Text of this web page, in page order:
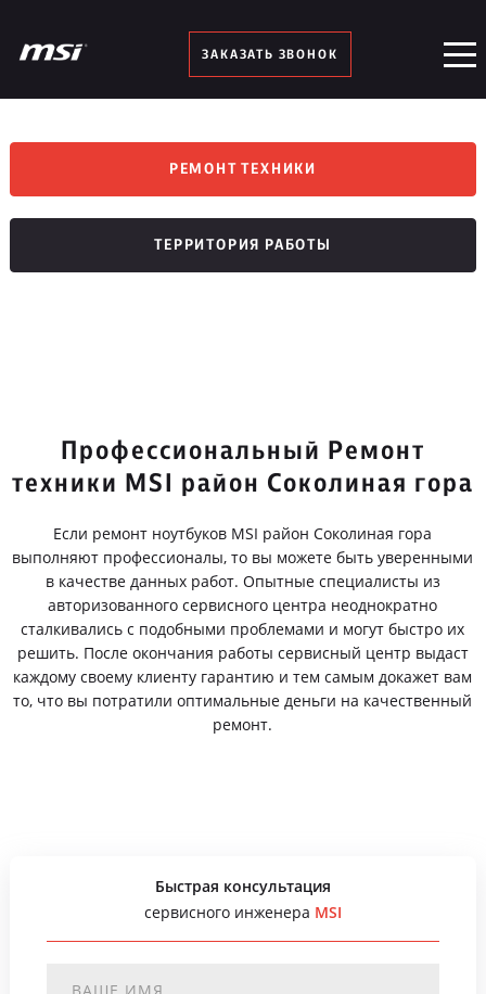
ЗАКАЗАТЬ ЗВОНОК
РЕМОНТ ТЕХНИКИ
ТЕРРИТОРИЯ РАБОТЫ
Профессиональный Ремонт
техники MSI район Соколиная гора
Если ремонт ноутбуков MSI район Соколиная гора
выполняют профессионалы, то вы можете быть уверенными
в качестве данных работ. Опытные специалисты из
авторизованного сервисного центра неоднократно
сталкивались с подобными проблемами и могут быстро их
решить. После окончания работы сервисный центр выдаст
каждому своему клиенту гарантию и тем самым докажет вам
то, что вы потратили оптимальные деньги на качественный
ремонт.
Быстрая консультация
сервисного инженера MSI